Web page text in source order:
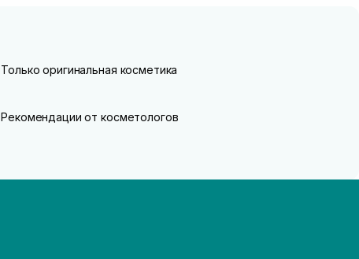
Только оригинальная косметика
Рекомендации от косметологов